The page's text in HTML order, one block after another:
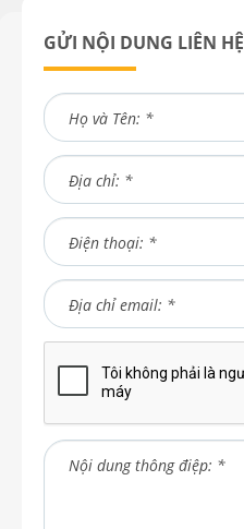
GỬI NỘI DUNG LIÊN HỆ
Họ và Tên: *
Địa chỉ: *
Điện thoại: *
Địa chỉ email: *
Nội dung thông điệp: *